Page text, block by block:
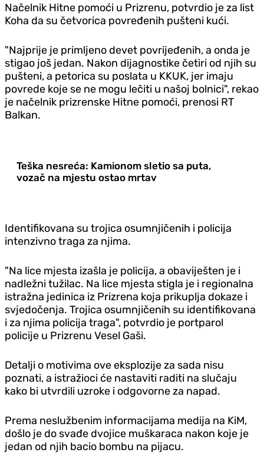
Načelnik Hitne pomoći u Prizrenu, potvrdio je za list
Koha da su četvorica povređenih pušteni kući.
"Najprije je primljeno devet povrijeđenih, a onda je
stigao još jedan. Nakon dijagnostike četiri od njih su
pušteni, a petorica su poslata u KKUK, jer imaju
povrede koje se ne mogu lečiti u našoj bolnici", rekao
je načelnik prizrenske Hitne pomoći, prenosi RT
Balkan.
Teška nesreća: Kamionom sletio sa puta,
vozač na mjestu ostao mrtav
Identifikovana su trojica osumnjičenih i policija
intenzivno traga za njima.
"Na lice mjesta izašla je policija, a obaviješten je i
nadležni tužilac. Na lice mjesta stigla je i regionalna
istražna jedinica iz Prizrena koja prikuplja dokaze i
svjedočenja. Trojica osumnjičenih su identifikovana
i za njima policija traga", potvrdio je portparol
policije u Prizrenu Vesel Gaši.
Detalji o motivima ove eksplozije za sada nisu
poznati, a istražioci će nastaviti raditi na slučaju
kako bi utvrdili uzroke i odgovorne za napad.
Prema neslužbenim informacijama medija na KiM,
došlo je do svađe dvojice muškaraca nakon koje je
jedan od njih bacio bombu na pijacu.